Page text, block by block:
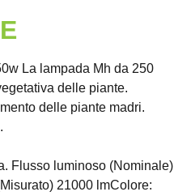
La lampada Mh da 250
delle piante.
delle piante madri.
Flusso luminoso (Nominale)
21000 lmColore: